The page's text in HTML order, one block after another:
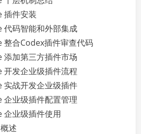
插件安装
代码智能和外部集成
整合Codex插件审查代码
添加第三方插件市场
开发企业级插件流程
实战开发企业级插件
企业级插件配置管理
企业级插件使用
述